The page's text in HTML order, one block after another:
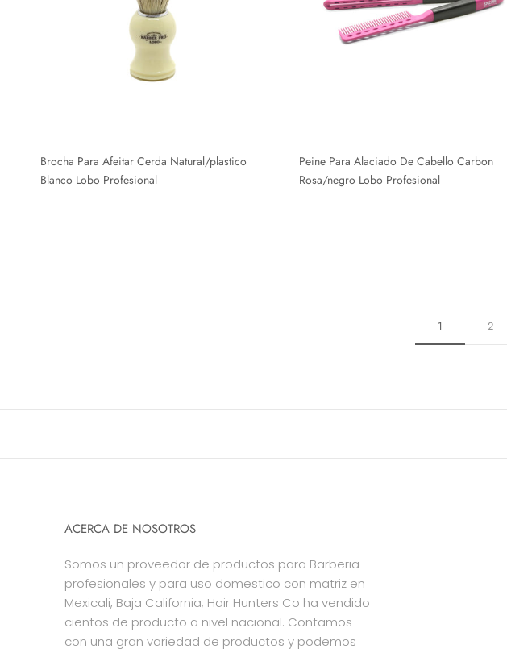
Brocha Para Afeitar Cerda Natural/plastico
Blanco Lobo Profesional
Peine Para Alaciado De Cabello Carbon
Rosa/negro Lobo Profesional
1 2
ACERCA DE NOSOTROS
Somos un proveedor de productos para Barberia
profesionales y para uso domestico con matriz en
Mexicali, Baja California; Hair Hunters Co ha vendido
cientos de producto a nivel nacional. Contamos
con una gran variedad de productos y podemos